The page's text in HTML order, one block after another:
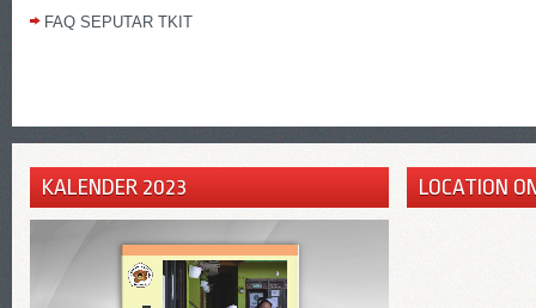
FAQ SEPUTAR TKIT
KALENDER 2023 LOCATION